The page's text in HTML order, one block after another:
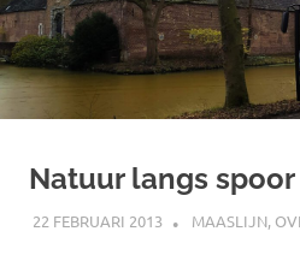
Natuur langs
22 FEBRUARI 2013 SPOORZOEKER
MAASLIJN,